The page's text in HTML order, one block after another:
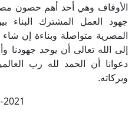
الأوقاف وهي أحد أهم حصون مصر
جهود العمل المشترك البناء
المصرية متواصلة وبناءة إن شاء
إلى الله تعالى أن يوحد جهودنا
دعوانا أن الحمد لله رب
وبركاته.
2021